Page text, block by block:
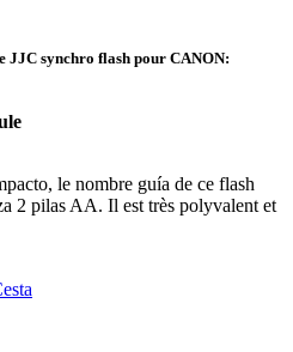
synchro flash pour CANON:
le nombre guía de ce flash
2 pilas AA. Il est très polyvalent et